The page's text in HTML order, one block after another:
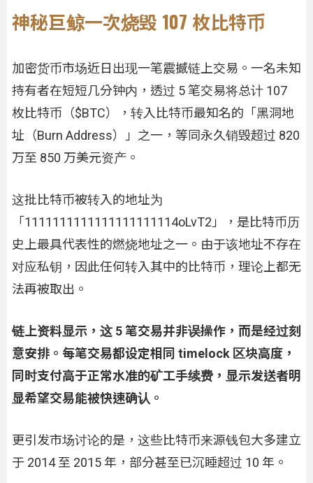
神秘巨鲸一次烧毁 107 枚比特币
加密货币市场近日出现一笔震撼链上交易。一名未知
持有者在短短几分钟内，透过 5 笔交易将总计 107
枚比特币（$BTC），转入比特币最知名的「黑洞地
址（Burn Address）」之一，等同永久销毁超过 820
万至 850 万美元资产。
这批比特币被转入的地址为
「1111111111111111111114oLvT2」，是比特币历
史上最具代表性的燃烧地址之一。由于该地址不存在
对应私钥，因此任何转入其中的比特币，理论上都无
法再被取出。
链上资料显示，这 5 笔交易并非误操作，而是经过刻
意安排。每笔交易都设定相同 timelock 区块高度，
同时支付高于正常水准的矿工手续费，显示发送者明
显希望交易能被快速确认。
更引发市场讨论的是，这些比特币来源钱包大多建立
于 2014 至 2015 年，部分甚至已沉睡超过 10 年。